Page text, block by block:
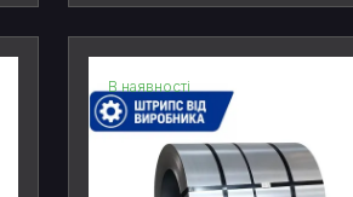
В наявності